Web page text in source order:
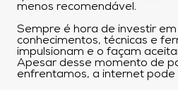
menos recomendável.
Sempre é hora de investir
conhecimentos, técnicas e
impulsionam e o façam
Apesar desse momento de
enfrentamos, a internet pode